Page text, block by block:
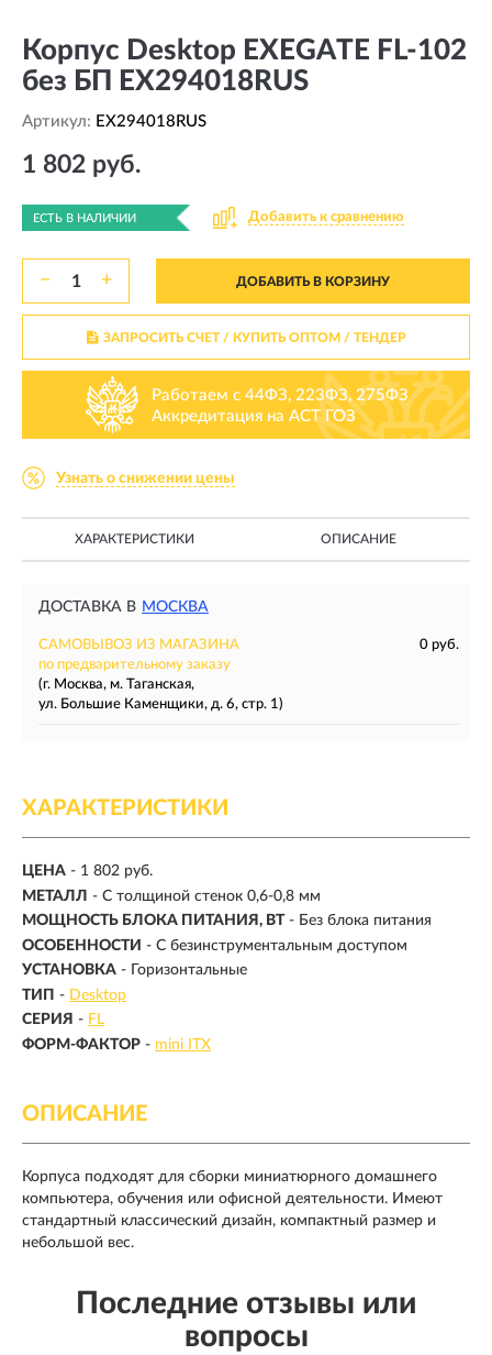
Корпус Desktop EXEGATE FL-102
без БП EX294018RUS
Артикул: EX294018RUS
1 802 руб.
ЕСТЬ В НАЛИЧИИ Добавить к сравнению
− + ДОБАВИТЬ В КОРЗИНУ
ЗАПРОСИТЬ СЧЕТ / КУПИТЬ ОПТОМ/ ТЕНДЕР
Работаем с 44ФЗ, 223ФЗ, 275ФЗ
Аккредитация на АСТ ГОЗ
Узнать о снижении цены
ХАРАКТЕРИСТИКИ ОПИСАНИЕ
ДОСТАВКА В МОСКВА
САМОВЫВОЗ ИЗ МАГАЗИНА
0 руб.
по предварительному заказу
(г. Москва, м. Таганская,
ул. Большие Каменщики, д. 6, стр. 1)
ХАРАКТЕРИСТИКИ
ЦЕНА - 1 802 руб.
МЕТАЛЛ - С толщиной стенок 0,6-0,8 мм
МОЩНОСТЬ БЛОКА ПИТАНИЯ, ВТ - Без блока питания
ОСОБЕННОСТИ - С безинструментальным доступом
УСТАНОВКА - Горизонтальные
ТИП - Desktop
СЕРИЯ - FL
ФОРМ-ФАКТОР - mini ITX
ОПИСАНИЕ
Корпуса подходят для сборки миниатюрного домашнего
компьютера, обучения или офисной деятельности. Имеют
стандартный классический дизайн, компактный размер и
небольшой вес.
Последние отзывы или
вопросы